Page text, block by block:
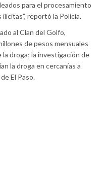
para el procesamiento
reportó la Policía.
al Clan del Golfo,
de pesos mensuales
la droga; la investigación de
la droga en cercanías a
El Paso.